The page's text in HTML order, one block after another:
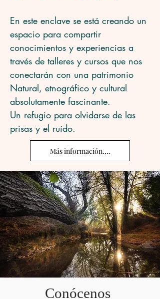
En este enclave se está creando un
espacio para compartir
conocimientos y experiencias a
través de talleres y cursos que nos
conectarán con una patrimonio
Natural, etnográfico y cultural
absolutamente fascinante.
Un refugio para olvidarse de las
prisas y el ruído.
Más información....
Conócenos